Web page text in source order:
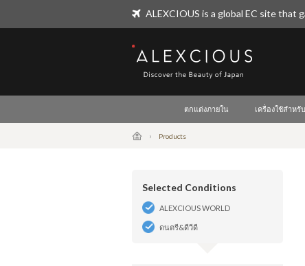
ALEXCIOUS is a global EC site that
ALEXCIOUS
ตกแต่งภายใน เครื่องใช้สำหรั
Products
Selected Conditions
ALEXCIOUS WORLD
ดนตรี&ดีวีดี